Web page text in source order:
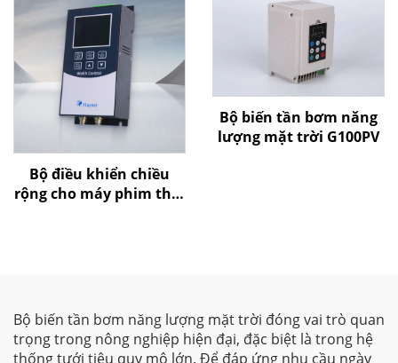
Bộ điều khiển chiều
rộng cho máy phim thổi
Bộ biến tần bơm năng
lượng mặt trời G100PV
Bộ biến tần bơm năng lượng mặt trời đóng vai trò quan
trọng trong nông nghiệp hiện đại, đặc biệt là trong hệ
thống tưới tiêu quy mô lớn. Để đáp ứng nhu cầu ngày